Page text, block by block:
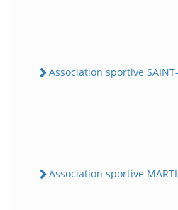
Association sportive
Association sportive